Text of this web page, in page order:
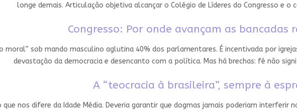
longe demais. Articulação objetiva alcançar o Colégio de Líderes do Congresso e
Congresso: Por onde avançam as bancadas
moral” sob mando masculino aglutina 40% dos parlamentares. É incentivada por
devastação da democracia e desencanto com a política. Mas há brechas: fé não
A “teocracia à brasileira”, sempre à
que nos difere da Idade Média. Deveria garantir que dogmas jamais poderiam interferir